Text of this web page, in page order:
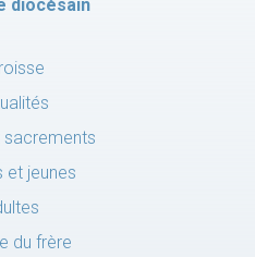
diocésain
sacrements
et jeunes
du frère